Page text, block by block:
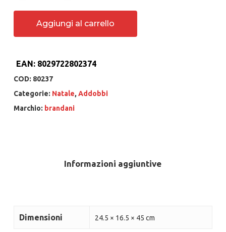
Aggiungi al carrello
EAN: 8029722802374
COD: 80237
Categorie: Natale, Addobbi
Marchio: brandani
Informazioni aggiuntive
Dimensioni 24.5 × 16.5 × 45 cm